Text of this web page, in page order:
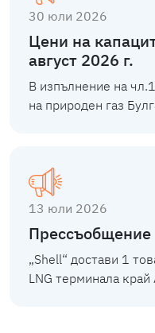
30 юли 2026
Цени на
август 2026 г.
В изпълнение на
на природен газ
13 юли 2026
Прессъобщение
„Shell“ достави 1
LNG терминала край